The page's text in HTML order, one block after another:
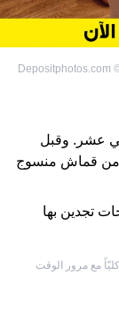
Depositphotos.com
عشر. وقبل
قماش منسوج
تجدين بها